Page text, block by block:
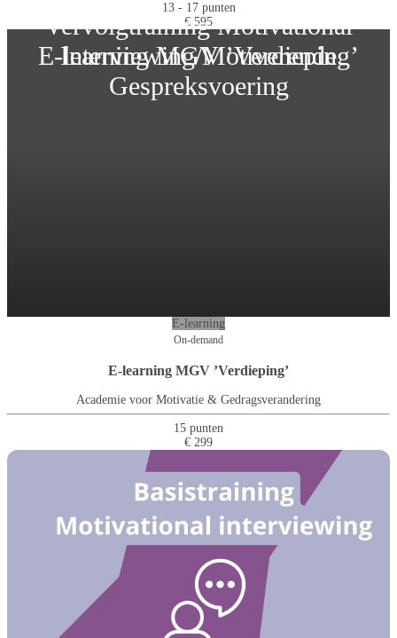
Vervolgtraining Motivational
Interviewing/Motiverende
Gespreksvoering
13 - 17 punten
€ 595
E-learning MGV ’Verdieping’
E-learning
On-demand
E-learning MGV ’Verdieping’
Academie voor Motivatie & Gedragsverandering
15 punten
€ 299